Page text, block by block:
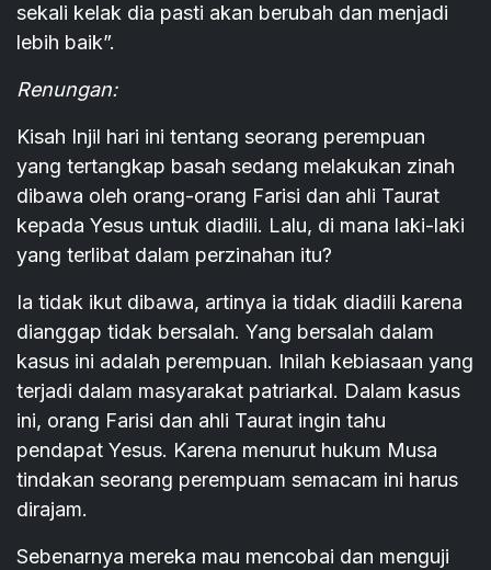
sekali kelak dia pasti akan berubah dan menjadi
lebih baik”.
Renungan:
Kisah Injil hari ini tentang seorang perempuan
yang tertangkap basah sedang melakukan zinah
dibawa oleh orang-orang Farisi dan ahli Taurat
kepada Yesus untuk diadili. Lalu, di mana laki-laki
yang terlibat dalam perzinahan itu?
Ia tidak ikut dibawa, artinya ia tidak diadili karena
dianggap tidak bersalah. Yang bersalah dalam
kasus ini adalah perempuan. Inilah kebiasaan yang
terjadi dalam masyarakat patriarkal. Dalam kasus
ini, orang Farisi dan ahli Taurat ingin tahu
pendapat Yesus. Karena menurut hukum Musa
tindakan seorang perempuam semacam ini harus
dirajam.
Sebenarnya mereka mau mencobai dan menguji